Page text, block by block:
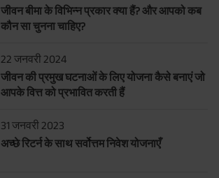
जीवन बीमा के विभिन्न प्रकार क्या हैं? और आपको कब
कौन सा चुनना चाहिए?
22 जनवरी 2024
जीवन की प्रमुख घटनाओं के लिए योजना कैसे बनाएं जो
आपके वित्त को प्रभावित करती हैं
31 जनवरी 2023
अच्छे रिटर्न के साथ सर्वोत्तम निवेश योजनाएँ